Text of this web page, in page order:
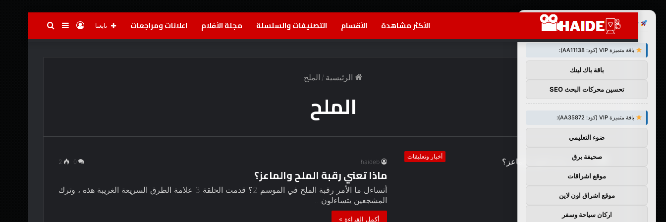
الأكثر مشاهدة الأقسام التصنيفات والسلسلة مجلة الأفلام اعلانات ومراجعات بحثإضافةتسجيل تابعنا
الرئيسية / الملح
الملح
أخبار وتعليقات
haideb
0
2
ماذا تعني رقبة الملح والماعز؟
أتساءل ما الأمر رقبة الملح في الموسم 2؟ قدمت الحلقة 3 علامة الطرق السريعة الغريبة هذه ، وترك
المشجعين يتساءلون…
أكمل القراءة »
توصيات :
باقة متميزة VIP (كود: AA11138):
باقة باك لينك
تحسين محركات البحث SEO
باقة متميزة VIP (كود: AA35872):
ضوء التعليمي
صحيفة برق
موقع اشراقات
موقع اشراق اون لاين
اركان سياحة وسفر